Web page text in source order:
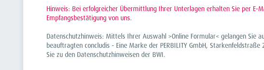
Hinweis: Bei erfolgreicher Übermittlung Ihrer Unterlagen erhalten Sie per E-
Empfangsbestätigung von uns.
Datenschutzhinweis: Mittels Ihrer Auswahl >Online Formular< gelangen Sie
beauftragten concludis - Eine Marke der PERBILITY GmbH, Starkenfeldstraße
Sie zu den Datenschutzhinweisen der BWI.